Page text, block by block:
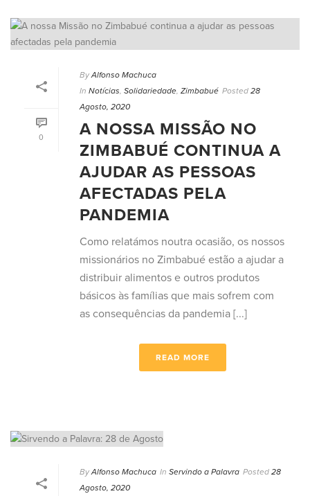
0
By Alfonso Machuca
In Notícias Solidariedade Zimbabué Posted 28
Agosto, 2020
A NOSSA MISSÃO NO
ZIMBABUÉ CONTINUA A
AJUDAR AS PESSOAS
AFECTADAS PELA
PANDEMIA
Como relatámos noutra ocasião, os nossos
missionários no Zimbabué estão a ajudar a
distribuir alimentos e outros produtos
básicos às famílias que mais sofrem com
as consequências da pandemia [...]
READ MORE
By Alfonso Machuca In Servindo a Palavra Posted 28
Agosto, 2020